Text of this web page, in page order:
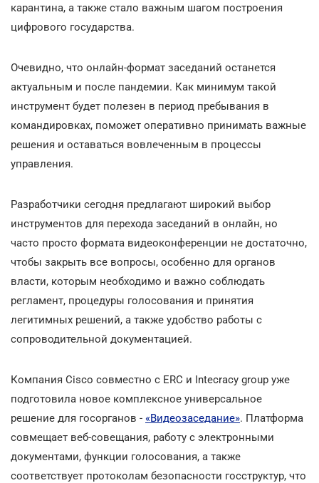
карантина, а также стало важным шагом построения
цифрового государства.
Очевидно, что онлайн-формат заседаний останется
актуальным и после пандемии. Как минимум такой
инструмент будет полезен в период пребывания в
командировках, поможет оперативно принимать важные
решения и оставаться вовлеченным в процессы
управления.
Разработчики сегодня предлагают широкий выбор
инструментов для перехода заседаний в онлайн, но
часто просто формата видеоконференции не достаточно,
чтобы закрыть все вопросы, особенно для органов
власти, которым необходимо и важно соблюдать
регламент, процедуры голосования и принятия
легитимных решений, а также удобство работы с
сопроводительной документацией.
Компания Cisco совместно с ERC и Intecracy group уже
подготовила новое комплексное универсальное
решение для госорганов - «Видеозаседание». Платформа
совмещает веб-совещания, работу с электронными
документами, функции голосования, а также
соответствует протоколам безопасности госструктур, что